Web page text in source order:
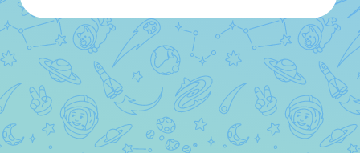
https://mebelgud.ru/proekt_kukhni.php